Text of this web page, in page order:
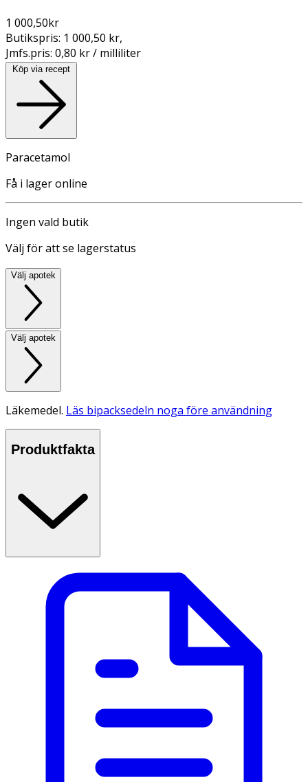
1 000,50kr
Butikspris: 1 000,50 kr,
Jmfs.pris: 0,80 kr / milliliter
Köp via recept
Paracetamol
Få i lager online
Ingen vald butik
Välj för att se lagerstatus
Välj apotek
Välj apotek
Läkemedel. Läs bipacksedeln noga före användning
Produktfakta